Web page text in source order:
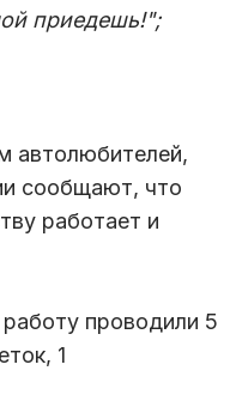
приедешь!";
автолюбителей,
сообщают, что
работает и
проводили 5
1